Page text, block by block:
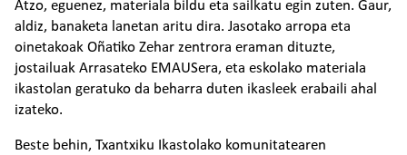
Atzo, eguenez, materiala bildu eta sailkatu egin zuten. Gaur,
aldiz, banaketa lanetan aritu dira. Jasotako arropa eta
oinetakoak Oñatiko Zehar zentrora eraman dituzte,
jostailuak Arrasateko EMAUSera, eta eskolako materiala
ikastolan geratuko da beharra duten ikasleek erabaili ahal
izateko.
Beste behin, Txantxiku Ikastolako komunitatearen